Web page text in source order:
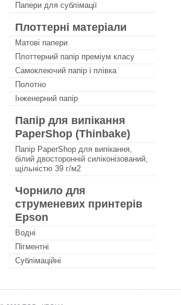
Папери для сублімації
Плоттерні матеріали
Матові папери
Плоттерний папір преміум класу
Самоклеючий папір і плівка
Полотно
Інженерний папір
Папір для випікання
PaperShop (Thinbake)
Папір PaperShop для випікання,
білий двосторонній силіконізований,
щільністю 39 г/м2
Чорнило для
струменевих принтерів
Epson
Водні
Пігментні
Сублімаційні